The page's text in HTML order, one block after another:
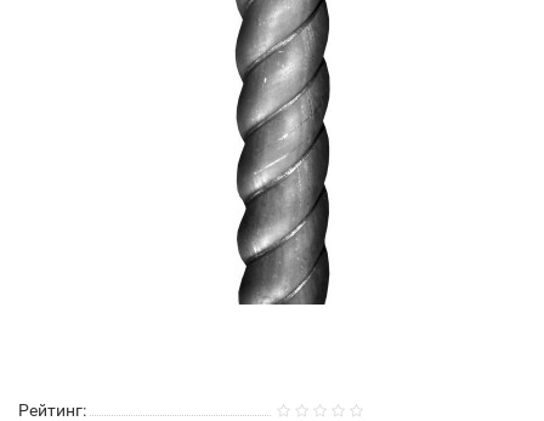
Рейтинг: